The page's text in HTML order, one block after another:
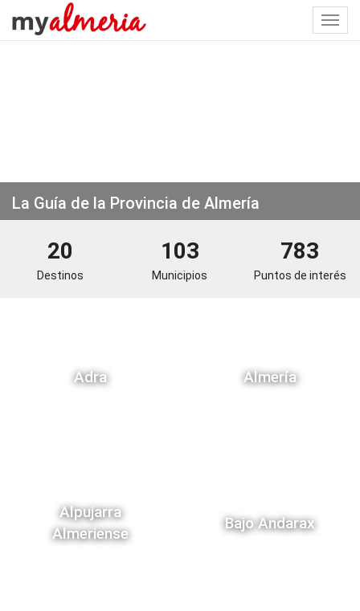
La Guía de la Provincia de Almería
20
Destinos
103
Municipios
783
Puntos de interés
Adra Almería
Alpujarra
Almeriense
Bajo Andarax